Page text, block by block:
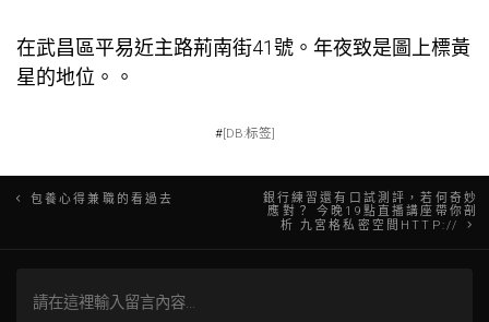
在武昌區平易近主路荊南街41號。年夜致是圖上標黃
星的地位。。
#[DB:标签]
文
導
包養心得兼職的看過去
銀行練習還有口試測評，若何奇妙
應對？ 今晚19點直播講座帶你剖
析 九宮格私密空間HTTP://